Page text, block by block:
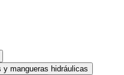
mangueras hidráulicas